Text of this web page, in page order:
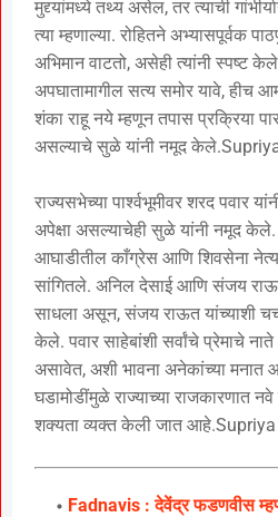
मुद्द्यांमध्ये तथ्य असेल, तर त्याची
त्या म्हणाल्या. रोहितने अभ्यासपूर्वक
अभिमान वाटतो, असेही त्यांनी स्पष्ट
अपघातामागील सत्य समोर यावे, हीच
शंका राहू नये म्हणून तपास प्रक्रिया
असल्याचे सुळे यांनी नमूद
राज्यसभेच्या पार्श्वभूमीवर शरद पवार
अपेक्षा असल्याचेही सुळे यांनी नमूद केले.
आघाडीतील काँग्रेस आणि शिवसेना
सांगितले. अनिल देसाई आणि संजय राऊत
साधला असून, संजय राऊत यांच्याशी
केले. पवार साहेबांशी सर्वांचे प्रेमाचे
असावेत, अशी भावना अनेकांच्या मनात
घडामोडींमुळे राज्याच्या राजकारणात
शक्यता व्यक्त केली जात
Fadnavis : देवेंद्र फडणवीस